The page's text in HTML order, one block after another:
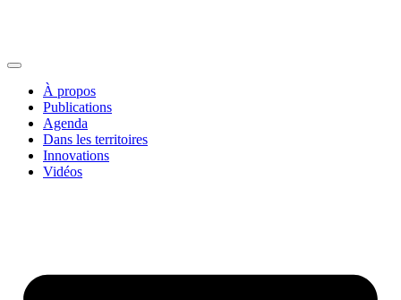
À propos
Publications
Agenda
Dans les territoires
Innovations
Vidéos